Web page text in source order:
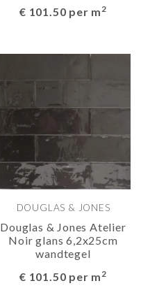
€ 101.50 per m2
DOUGLAS & JONES
Douglas & Jones Atelier
Noir glans 6,2x25cm
wandtegel
€ 101.50 per m2